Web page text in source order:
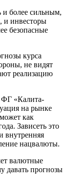
более сильным,
и инвесторы
безопасные
курса
не видят
реализацию
ФГ «Калита-
на рынке
как
Зависеть это
внутренняя
нацвалюты.
валютные
давать прогнозы